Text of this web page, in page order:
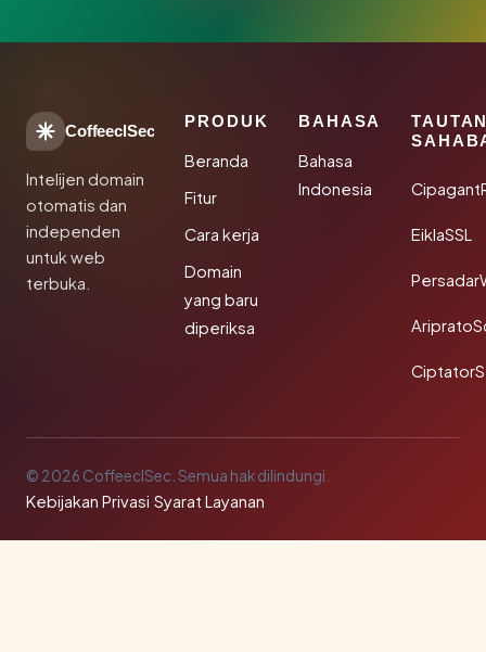
CoffeeclSec
Intelijen domain
otomatis dan
independen
untuk web
terbuka.
PRODUK
Beranda
Fitur
Cara kerja
Domain
yang baru
diperiksa
BAHASA
Bahasa
Indonesia
EiklaSSL
© 2026 CoffeeclSec. Semua hak dilindungi.
Kebijakan Privasi·Syarat Layanan